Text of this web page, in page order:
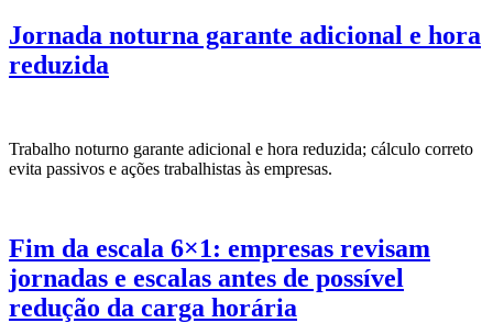
Jornada noturna garante adicional e hora
reduzida
Trabalho noturno garante adicional e hora reduzida; cálculo correto
evita passivos e ações trabalhistas às empresas.
Fim da escala 6×1: empresas revisam
jornadas e escalas antes de possível
redução da carga horária